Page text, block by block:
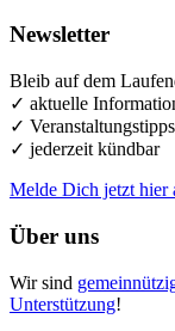
Newsletter
Bleib auf dem
✓ aktuelle
✓ Veranstaltungstipps
✓ jederzeit kündbar
Melde Dich jetzt hier
Über uns
Wir sind
Unterstützung!